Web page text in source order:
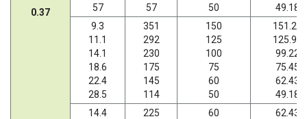
0.37
57
57
50
49.18
9.3
11.1
14.1
18.6
22.4
28.5
351
292
230
175
145
114
150
125
100
75
60
50
151.20
125.95
99.22
75.45
62.43
49.18
14.4
225
60
62.43